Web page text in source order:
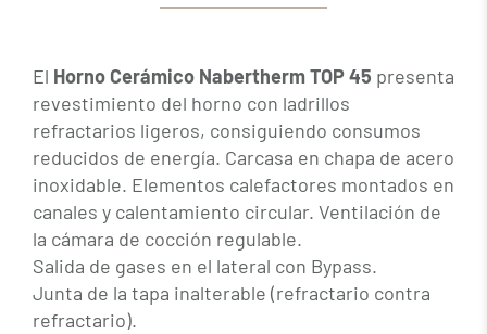
El Horno Cerámico Nabertherm TOP 45 presenta
revestimiento del horno con ladrillos
refractarios ligeros, consiguiendo consumos
reducidos de energía. Carcasa en chapa de acero
inoxidable. Elementos calefactores montados en
canales y calentamiento circular. Ventilación de
la cámara de cocción regulable.
Salida de gases en el lateral con Bypass.
Junta de la tapa inalterable (refractario contra
refractario).